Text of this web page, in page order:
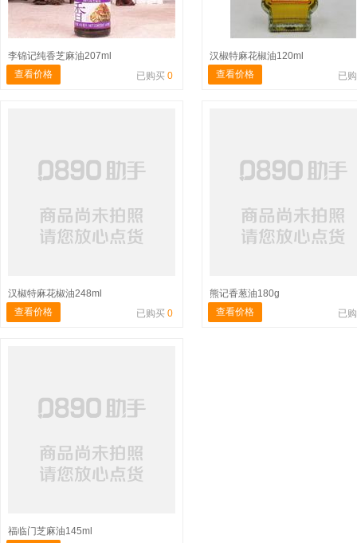
李锦记纯香芝麻油207ml
查看价格
已购买 0
汉椒特麻花椒油120ml
查看价格
已
汉椒特麻花椒油248ml
查看价格
已购买 0
熊记香葱油180g
查看价格
已
福临门芝麻油145ml